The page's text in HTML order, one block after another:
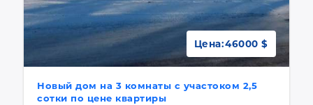
Новый дом на 3 комнаты с участоком 2,5
сотки по цене квартиры
Цена:46000 $